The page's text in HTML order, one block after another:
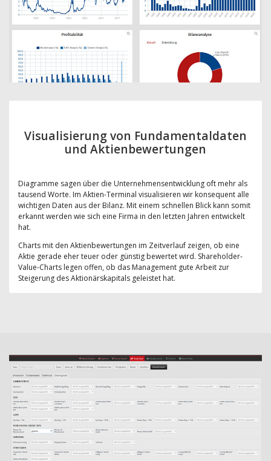
Visualisierung von Fundamentaldaten
und Aktienbewertungen
Diagramme sagen über die Unternehmensentwicklung oft mehr als
tausend Worte. Im Aktien-Terminal visualisieren wir konsequent alle
wichtigen Daten aus der Bilanz. Mit einem schnellen Blick kann somit
erkannt werden wie sich eine Firma in den letzten Jahren entwickelt
hat.
Charts mit den Aktienbewertungen im Zeitverlauf zeigen, ob eine
Aktie gerade eher teuer oder günstig bewertet wird. Shareholder-
Value-Charts legen offen, ob das Management gute Arbeit zur
Steigerung des Aktionärskapitals geleistet hat.